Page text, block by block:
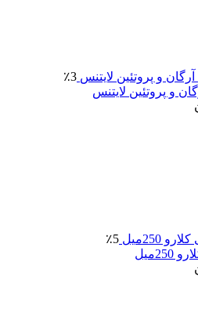
٪3
و پروتئین لایتنس
٪5